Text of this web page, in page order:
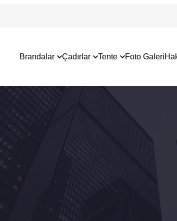
Brandalar Çadırlar Tente Foto Galeri